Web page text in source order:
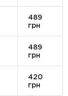
489
грн
489
грн
420
грн